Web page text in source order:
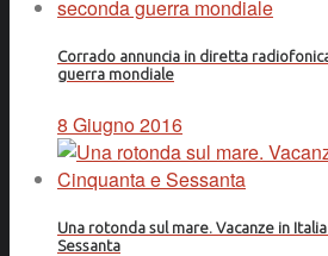
Corrado annuncia in diretta
guerra mondiale
8 Giugno 2016
Una rotonda sul mare. Vacanze in
Sessanta